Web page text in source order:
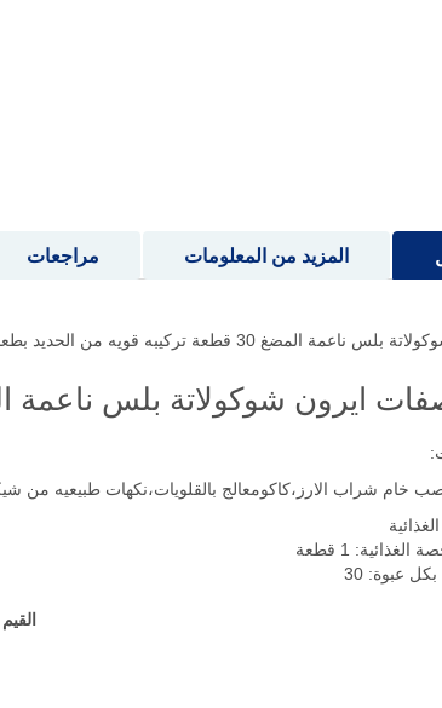
تركيبه قويه من الحديد بطعم رائع ،ايرون شوكولاته بلس تستخدم لعلاج الانيميا لكل المرضي من الاطفال والحوامل والكبار
ايرون شوكولاتة بلس ناعمة المضغ
خام شراب الارز،كاكومعالج بالقلويات،نكهات طبيعيه من
1 قطعة
عبوة: 30
المزيد من المعلومات مراجعات